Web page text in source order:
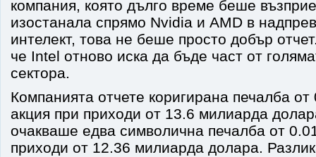
компания, която дълго време беше
изостанала спрямо Nvidia и AMD в
интелект, това не беше просто добър
че Intel отново иска да бъде част от
сектора.
Компанията отчете коригирана печалба
акция при приходи от 13.6 милиарда
очакваше едва символична печалба от
приходи от 12.36 милиарда долара.